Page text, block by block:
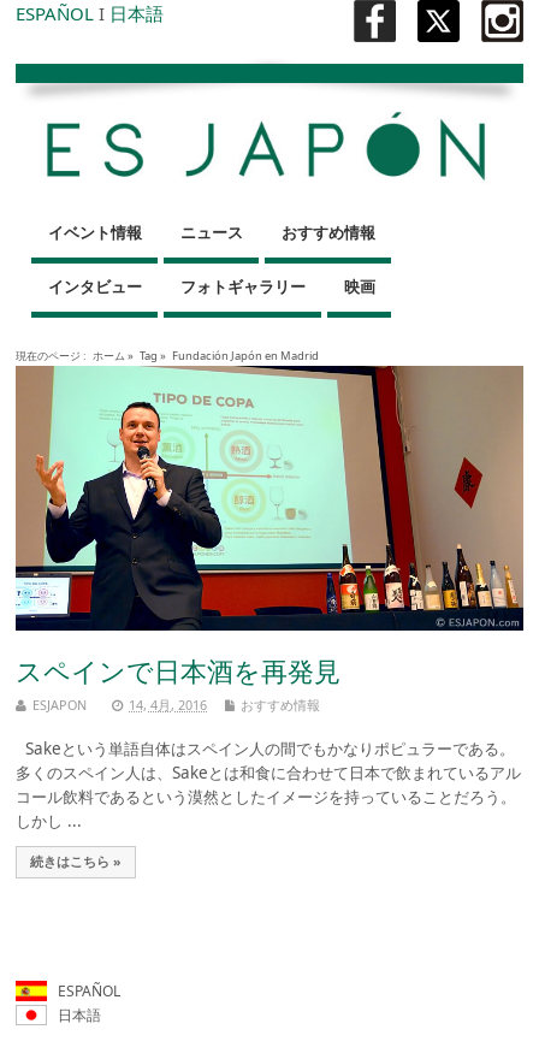
ESPAÑOL I 日本語
イベント情報 ニュース おすすめ情報
インタビュー フォトギャラリー 映画
現在のページ : ホーム » Tag » Fundación Japón en Madrid
スペインで日本酒を再発見
ESJAPON 14, 4月, 2016 おすすめ情報
Sakeという単語自体はスペイン人の間でもかなりポピュラーである。
多くのスペイン人は、Sakeとは和食に合わせて日本で飲まれているアル
コール飲料であるという漠然としたイメージを持っていることだろう。
しかし ...
続きはこちら »
ESPAÑOL
日本語